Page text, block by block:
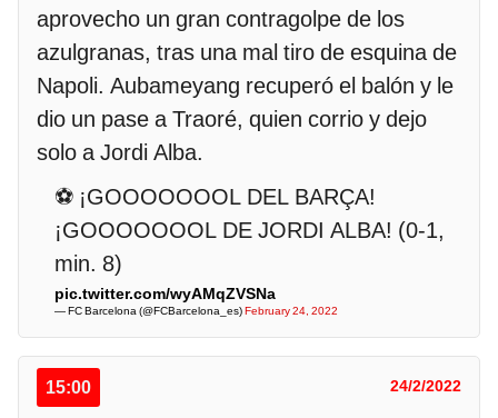
aprovecho un gran contragolpe de los
azulgranas, tras una mal tiro de esquina de
Napoli. Aubameyang recuperó el balón y le
dio un pase a Traoré, quien corrio y dejo
solo a Jordi Alba.
⚽ ¡GOOOOOOOL DEL BARÇA!
¡GOOOOOOOL DE JORDI ALBA! (0-1,
min. 8)
pic.twitter.com/wyAMqZVSNa
— FC Barcelona (@FCBarcelona_es)February 24, 2022
15:00 24/2/2022